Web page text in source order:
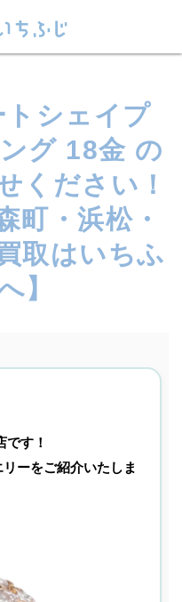
シェイプ
グ 18金 の
ください！
町・浜松・
取はいちふ
】
す！
ーをご紹介いたしま